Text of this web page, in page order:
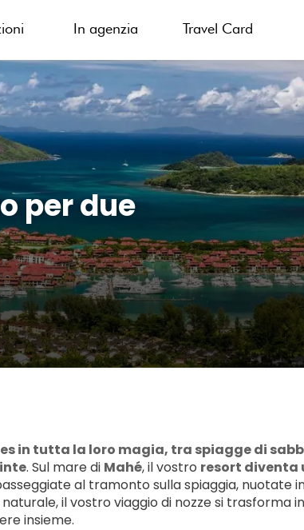
In agenzia Travel Card
per due
in tutta la loro magia, tra spiagge di
. Sul mare di Mahé, il vostro resort diventa
al tramonto sulla spiaggia, nuotate
il vostro viaggio di nozze si trasforma
insieme.